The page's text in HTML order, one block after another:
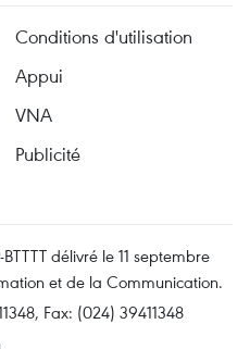
Conditions d'utilisation
Appui
VNA
Publicité
délivré le 11 septembre
et de la Communication.
Fax: (024) 39411348